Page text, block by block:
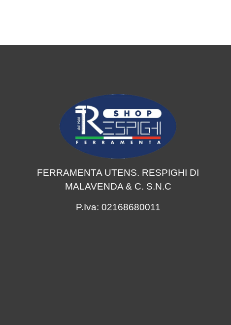
FERRAMENTA UTENS. RESPIGHI DI
MALAVENDA & C. S.N.C
P.Iva: 02168680011